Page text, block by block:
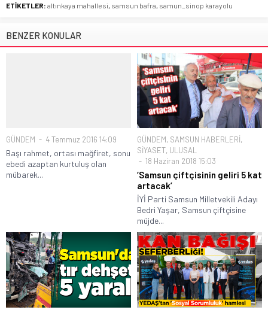
ETİKETLER: altınkaya mahallesi samsun bafra samun_sinop karayolu
BENZER KONULAR
GÜNDEM 4 Temmuz 2016 14:09
Başı rahmet, ortası mağfiret, sonu
ebedi azaptan kurtuluş olan
mübarek...
GÜNDEM, SAMSUN HABERLERİ,
SİYASET, ULUSAL
18 Haziran 2018 15:03
‘Samsun çiftçisinin geliri 5 kat
artacak’
İYİ Parti Samsun Milletvekili Adayı
Bedri Yaşar, Samsun çiftçisine
müjde...